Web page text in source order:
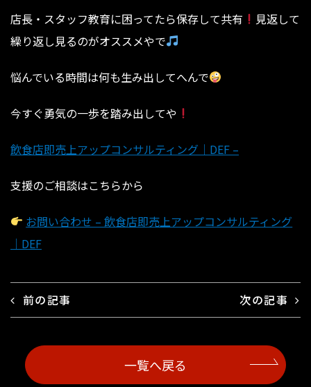
⁡⁡⁡⁡⁡⁡⁡⁡⁡⁡⁡⁡⁡⁡⁡⁡⁡⁡店長・スタッフ教育に困ってたら保存して共有
見返して
繰り返し見るのがオススメやで
⁡⁡⁡⁡⁡⁡⁡⁡⁡⁡⁡⁡⁡⁡⁡⁡⁡⁡⁡悩んでいる時間は何も生み出してへんで
今すぐ勇気の一歩を踏み出してや
飲食店即売上アップコンサルティング｜DEF –
支援のご相談はこちらから
お問い合わせ – 飲食店即売上アップコンサルティング
｜DEF
前の記事 次の記事
一覧へ戻る